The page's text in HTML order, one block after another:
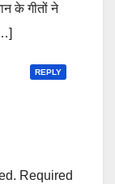
के गीतों ने
REPLY
Required